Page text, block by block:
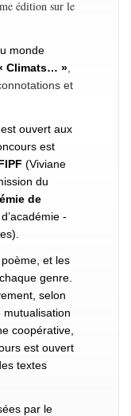
édition sur le
monde
Climats… »
et
ouvert aux
est
(Viviane
du
de
-
et les
genre.
selon
mutualisation
coopérative,
est ouvert
textes
par le